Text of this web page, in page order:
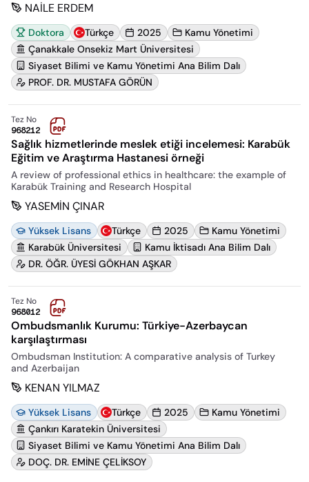
NAİLE ERDEM
Doktora Türkçe 2025
Kamu Yönetimi
Çanakkale Onsekiz Mart Üniversitesi
Siyaset Bilimi ve Kamu Yönetimi Ana Bilim Dalı
PROF. DR. MUSTAFA GÖRÜN
Tez No
968212
Sağlık hizmetlerinde meslek etiği incelemesi: Karabük
Eğitim ve Araştırma Hastanesi örneği
A review of professional ethics in healthcare: the example of
Karabük Training and Research Hospital
YASEMİN ÇINAR
Yüksek Lisans Türkçe 2025
Kamu Yönetimi
Karabük Üniversitesi
Kamu İktisadı Ana Bilim Dalı
DR. ÖĞR. ÜYESİ GÖKHAN AŞKAR
Tez No
968012
Ombudsmanlık Kurumu: Türkiye-Azerbaycan
karşılaştırması
Ombudsman Institution: A comparative analysis of Turkey
and Azerbaijan
KENAN YILMAZ
Yüksek Lisans Türkçe 2025
Kamu Yönetimi
Çankırı Karatekin Üniversitesi
Siyaset Bilimi ve Kamu Yönetimi Ana Bilim Dalı
DOÇ. DR. EMİNE ÇELİKSOY